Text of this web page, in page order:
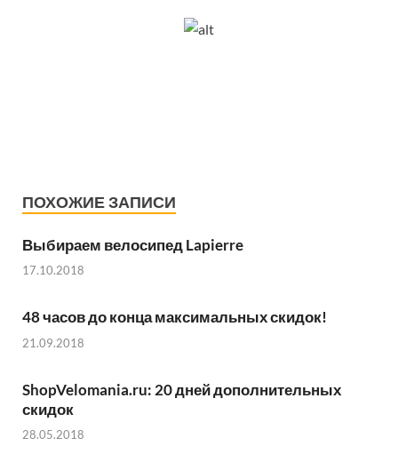
ПОХОЖИЕ ЗАПИСИ
Выбираем велосипед Lapierre
17.10.2018
48 часов до конца максимальных скидок!
21.09.2018
ShopVelomania.ru: 20 дней дополнительных
скидок
28.05.2018